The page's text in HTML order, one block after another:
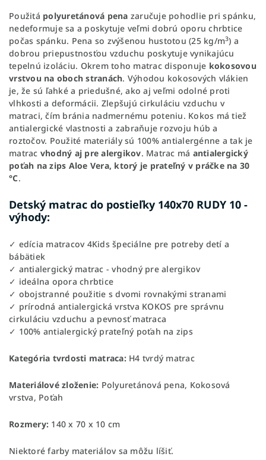
Použitá polyuretánová pena zaručuje pohodlie pri spánku,
nedeformuje sa a poskytuje veľmi dobrú oporu chrbtice
počas spánku. Pena so zvýšenou hustotou (25 kg/m3) a
dobrou priepustnosťou vzduchu poskytuje vynikajúcu
tepelnú izoláciu. Okrem toho matrac disponuje kokosovou
vrstvou na oboch stranách. Výhodou kokosových vlákien
je, že sú ľahké a priedušné, ako aj veľmi odolné proti
vlhkosti a deformácii. Zlepšujú cirkuláciu vzduchu v
matraci, čím bránia nadmernému poteniu. Kokos má tiež
antialergické vlastnosti a zabraňuje rozvoju húb a
roztočov. Použité materiály sú 100% antialergénne a tak je
matrac vhodný aj pre alergikov. Matrac má antialergický
poťah na zips Aloe Vera, ktorý je prateľný v práčke na 30
°C.
Detský matrac do postieľky 140x70 RUDY 10 -
výhody:
✓ edícia matracov 4Kids špeciálne pre potreby detí a
bábätiek
✓ antialergický matrac - vhodný pre alergikov
✓ ideálna opora chrbtice
✓ obojstranné použitie s dvomi rovnakými stranami
✓ prírodná antialergická vrstva KOKOS pre správnu
cirkuláciu vzduchu a pevnosť matraca
✓ 100% antialergický prateľný poťah na zips
Kategória tvrdosti matraca:H4 tvrdý matrac
Materiálové zloženie: Polyuretánová pena, Kokosová
vrstva, Poťah
Rozmery: 140 x 70 x 10 cm
Niektoré farby materiálov sa môžu líšiť.